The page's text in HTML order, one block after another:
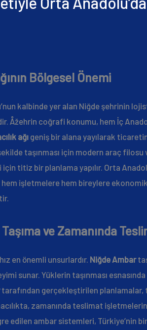
Bölgesel Önemi
kalbinde yer alan Niğde şehrinin
Åžehrin coğrafi konumu, hem İç
ağı geniş bir alana yayılarak
taşınması için modern araç
titiz bir planlama yapılır. Orta
hem işletmelere hem bireylere
ve Zamanında
en önemli unsurlardır. Niğde Ambar
sunar. Yüklerin taşınması
tarafından gerçekleştirilen planlamalar,
zamanında teslimat
edilen ambar sistemleri, Türkiye’nin